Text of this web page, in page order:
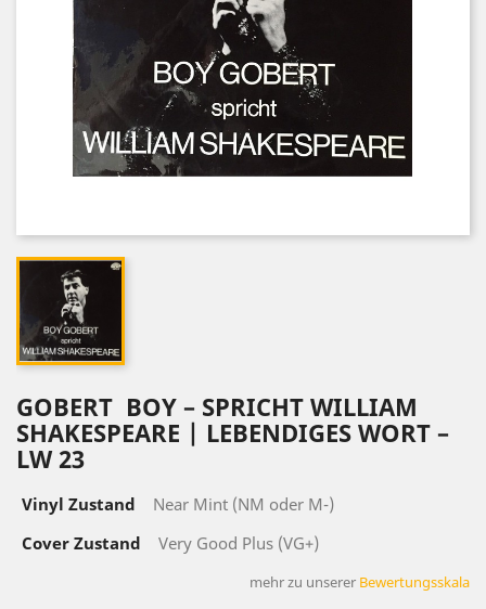
GOBERT ‎ BOY – SPRICHT WILLIAM
SHAKESPEARE | LEBENDIGES WORT ‎–
LW 23
Vinyl Zustand
Near Mint (NM oder M-)
Cover Zustand
Very Good Plus (VG+)
mehr zu unserer Bewertungsskala